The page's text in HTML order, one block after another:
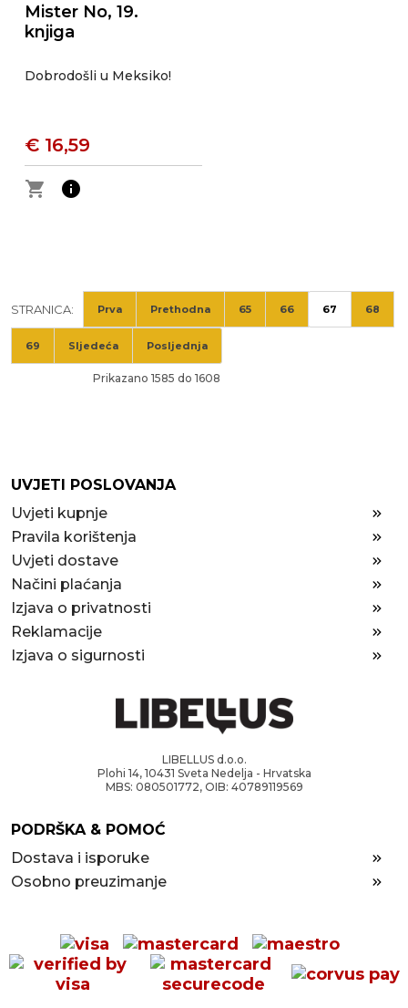
Mister No, 19.
knjiga
Dobrodošli u Meksiko!
€ 16,59
shopping_cart
info
STRANICA: Prva Prethodna 65 66 67 68
69 Sljedeća Posljednja
Prikazano 1585 do 1608
UVJETI POSLOVANJA
Uvjeti kupnje
Pravila korištenja
Uvjeti dostave
Načini plaćanja
Izjava o privatnosti
Reklamacije
Izjava o sigurnosti
LIBELLUS d.o.o.
Plohi 14, 10431 Sveta Nedelja - Hrvatska
MBS: 080501772, OIB: 40789119569
PODRŠKA & POMOĆ
Dostava i isporuke
Osobno preuzimanje